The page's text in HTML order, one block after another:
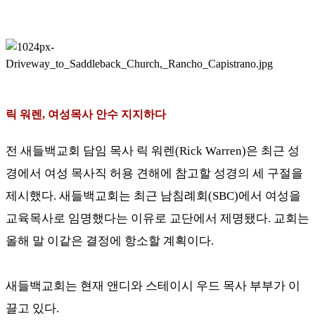
릭 워렌, 여성목사 안수 지지하다
전 새들백교회 담임 목사 릭 워렌(Rick Warren)은 최근 성
경에서 여성 목사직 허용 견해에 참고할 성경의 세 구절을
제시했다. 새들백교회는 최근 남침례회(SBC)에서 여성을
교육목사로 임명했다는 이유로 교단에서 제명됐다. 교회는
올해 말 이같은 결정에 항소할 계획이다.
새들백교회는 현재 앤디와 스테이시 우드 목사 부부가 이
끌고 있다.